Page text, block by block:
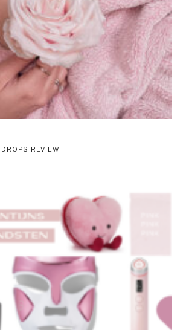
REVIEW